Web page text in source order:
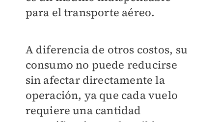
para el transporte aéreo.
A diferencia de otros costos, su
consumo no puede reducirse
sin afectar directamente la
operación, ya que cada vuelo
requiere una cantidad